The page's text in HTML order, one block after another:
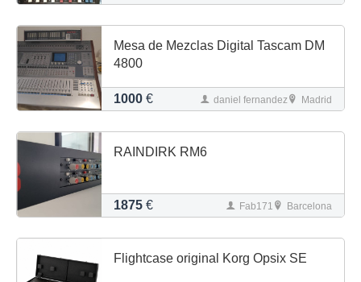
Mesa de Mezclas Digital Tascam DM
4800
1000 € daniel fernandez Madrid
RAINDIRK RM6
1875 € Fab171 Barcelona
Flightcase original Korg Opsix SE